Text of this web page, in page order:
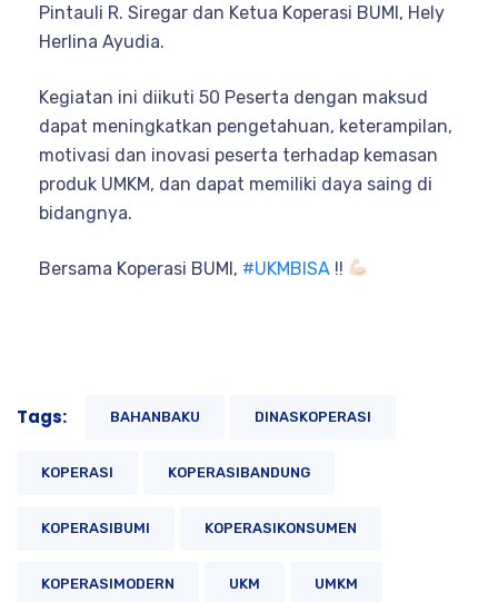
Pintauli R. Siregar dan Ketua Koperasi BUMI, Hely
Herlina Ayudia.
Kegiatan ini diikuti 50 Peserta dengan maksud
dapat meningkatkan pengetahuan, keterampilan,
motivasi dan inovasi peserta terhadap kemasan
produk UMKM, dan dapat memiliki daya saing di
bidangnya.
Bersama Koperasi BUMI, #UKMBISA !!
Tags: BAHANBAKU DINASKOPERASI
KOPERASI KOPERASIBANDUNG
KOPERASIBUMI KOPERASIKONSUMEN
KOPERASIMODERN UKM UMKM